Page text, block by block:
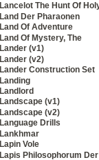
Lancelot The Hunt Of
Land Der Pharaonen
Land Of Adventure
Land Of Mystery, The
Lander (v1)
Lander (v2)
Lander Construction Set
Landing
Landlord
Landscape (v1)
Landscape (v2)
Language Drills
Lankhmar
Lapin Vole
Lapis Philosophorum